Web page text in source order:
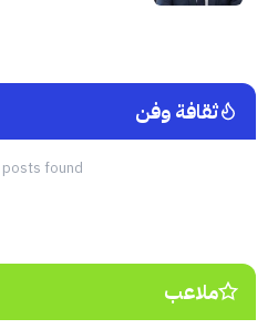
ثقافة وفن
found.
ملاعب